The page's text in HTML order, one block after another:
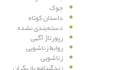
جوک
داستان کوتاه
دسته‌بندی نشده
رپورتاژ آگهی
روابط زناشویی
زناشویی